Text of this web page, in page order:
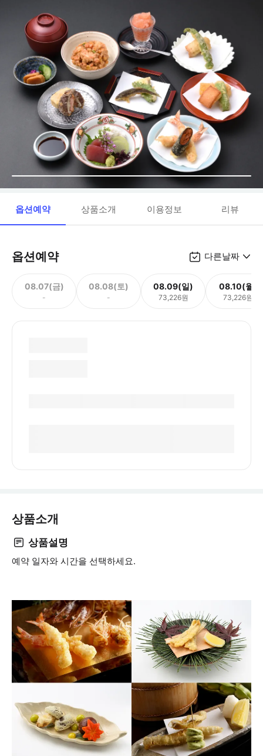
옵션예약 상품소개 이용정보 리뷰
옵션예약 다른날짜
08.07(금)
-
08.08(토)
-
08.09(일)
73,226원
08.10(월)
73,226원
상품소개
상품설명
예약 일자와 시간을 선택하세요.